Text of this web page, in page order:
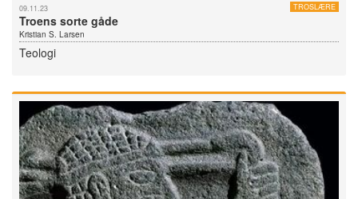
09.11.23 TROSLÆRE
Troens sorte gåde
Kristian S. Larsen
Teologi